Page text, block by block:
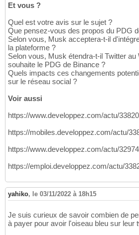
Et vous ?
Quel est votre avis sur le sujet ?
Que pensez-vous des propos du PDG
Selon vous, Musk acceptera-t-il
la plateforme ?
Selon vous, Musk étendra-t-il Twitter
souhaite le PDG de Binance ?
Quels impacts ces changements
sur le réseau social ?
Voir aussi
https://www.developpez.com/actu/
https://mobiles.developpez.com/actu/
https://www.developpez.com/actu/
https://emploi.developpez.com/actu/
yahiko, le 03/11/2022 à 18h15
Je suis curieux de savoir combien de
à payer pour avoir l'oiseau bleu sur leur